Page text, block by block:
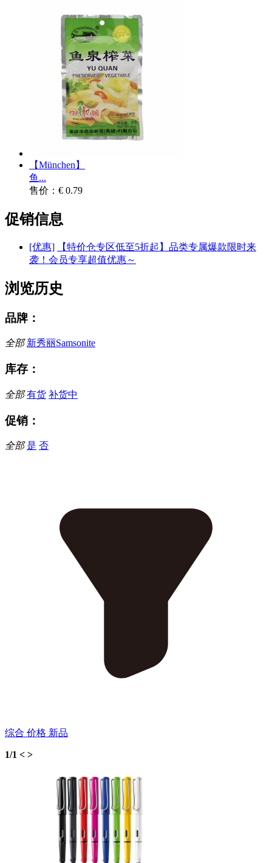
【München】
鱼...
售价：€ 0.79
促销信息
[优惠]
【特价仓专区低至5折起】品类专属爆款限时来
袭！会员专享超值优惠～
浏览历史
品牌：
全部 新秀丽Samsonite
库存：
全部 有货 补货中
促销：
全部 是 否
综合 价格 新品
1/1 < >